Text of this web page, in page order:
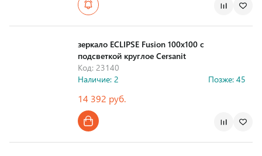
зеркало ECLIPSE Fusion 100x100 с
подсветкой круглое Cersanit
Код: 23140
Наличие: 2
Позже: 45
14 392 руб.